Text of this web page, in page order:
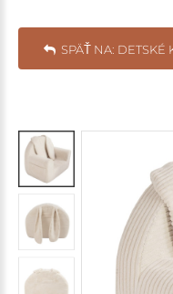
SPÄŤ NA: DETSKÉ